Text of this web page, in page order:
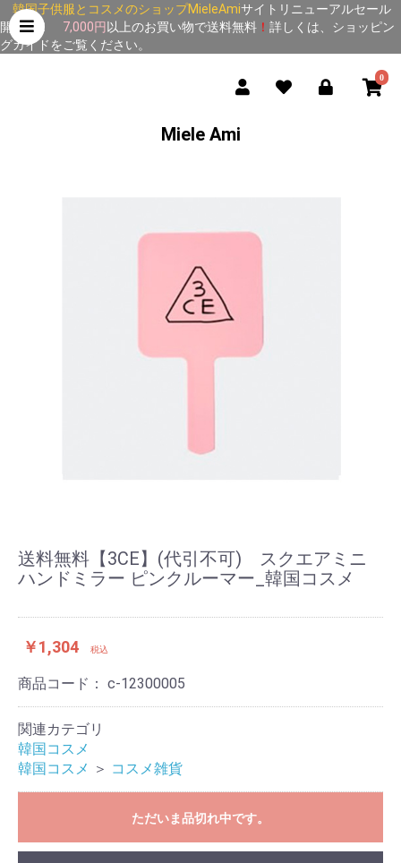
韓国子供服とコスメのショップMieleAmiサイトリニューアルセール
開催中！
7,000円 以上のお買い物で送料無料 ！ 詳しくは、
ショッピン
グガイド をご覧ください。
0
Miele Ami
送料無料【3CE】(代引不可) スクエアミニ
ハンドミラー ピンクルーマー_韓国コスメ
￥1,304 税込
商品コード： c-12300005
関連カテゴリ
韓国コスメ
韓国コスメ ＞ コスメ雑貨
ただいま品切れ中です。
カートへ進む